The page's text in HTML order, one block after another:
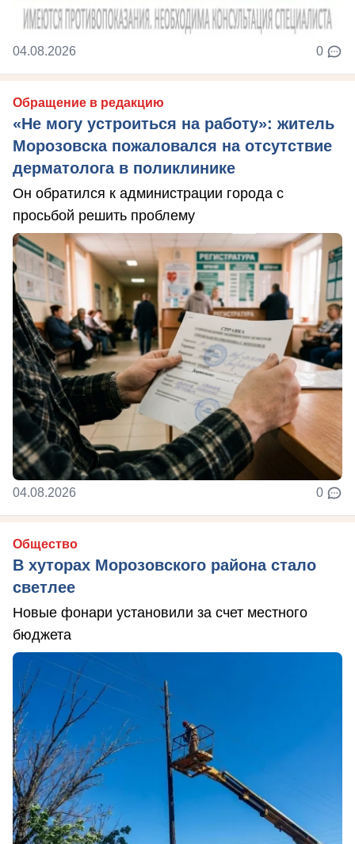
04.08.2026 0
Обращение в редакцию
«Не могу устроиться на работу»: житель
Морозовска пожаловался на отсутствие
дерматолога в поликлинике
Он обратился к администрации города с
просьбой решить проблему
04.08.2026 0
Общество
В хуторах Морозовского района стало
светлее
Новые фонари установили за счет местного
бюджета